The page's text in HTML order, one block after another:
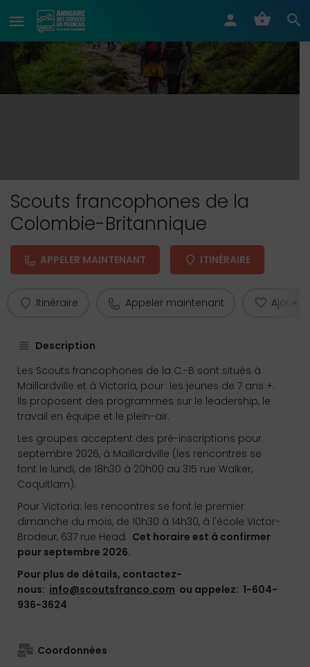
Scouts francophones de la
Colombie-Britannique
APPELER MAINTENANT ITINÉRAIRE
Itinéraire Appeler maintenant Ajouter
Description
Les Scouts francophones de la C.-B sont situés à
Maillardville et à Victoria, pour les jeunes de 7 ans +.
Ils proposent des programmes sur le leadership, le
travail en équipe et le plein-air.
Les groupes acceptent des pré-inscriptions pour
septembre 2026, à Maillardville (les rencontres se
font le lundi, de 18h30 à 20h00 au 315 rue Walker,
Coquitlam).
Pour Victoria: les rencontres se font le premier
dimanche du mois, de 10h30 à 14h30, à l'école Victor-
Brodeur, 637 rue Head. Cet horaire est à confirmer
pour septembre 2026.
Pour plus de détails, contactez-
nous: info@scoutsfranco.com ou appelez: 1-604-
936-3624
Coordonnées